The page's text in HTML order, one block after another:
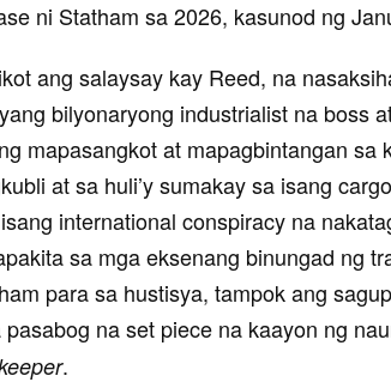
ni Statham sa 2026, kasunod ng
ang salaysay kay Reed, na
bilyonaryong industrialist na boss
mapasangkot at mapagbintangan sa
at sa huli’y sumakay sa isang
international conspiracy na
sa mga eksenang binungad ng
para sa hustisya, tampok ang
pasabog na set piece na kaayon ng
.